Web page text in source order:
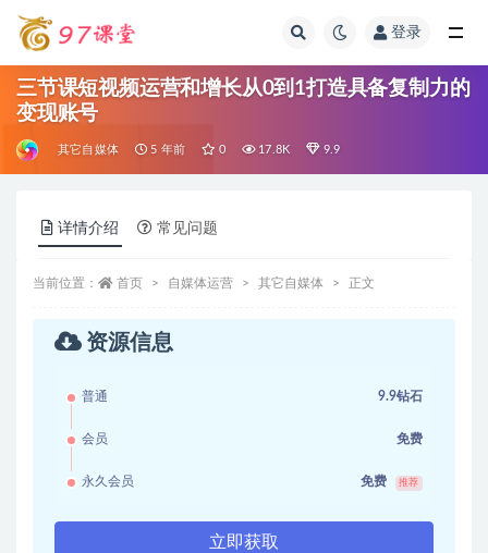
登录
三节课短视频运营和增长从0到1打造具备复制力的
变现账号
其它自媒体 5 年前 0 17.8K 9.9
详情介绍 常见问题
当前位置： 首页 自媒体运营 其它自媒体 正文
资源信息
普通 9.9钻石
会员 免费
永久会员 免费 推荐
立即获取